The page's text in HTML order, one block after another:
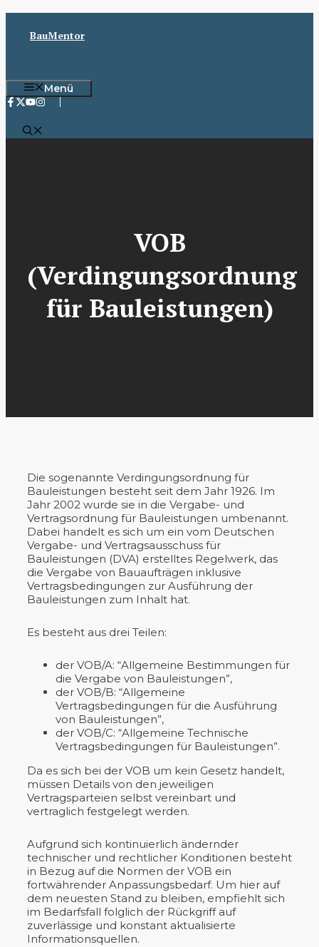
InhaltBauMentor
Menü
VOB
(Verdingungsordnung
für Bauleistungen)
Die sogenannte Verdingungsordnung für
Bauleistungen besteht seit dem Jahr 1926. Im
Jahr 2002 wurde sie in die Vergabe- und
Vertragsordnung für Bauleistungen umbenannt.
Dabei handelt es sich um ein vom Deutschen
Vergabe- und Vertragsausschuss für
Bauleistungen (DVA) erstelltes Regelwerk, das
die Vergabe von Bauaufträgen inklusive
Vertragsbedingungen zur Ausführung der
Bauleistungen zum Inhalt hat.
Es besteht aus drei Teilen:
der VOB/A: “Allgemeine Bestimmungen für
die Vergabe von Bauleistungen”,
der VOB/B: “Allgemeine
Vertragsbedingungen für die Ausführung
von Bauleistungen”,
der VOB/C: “Allgemeine Technische
Vertragsbedingungen für Bauleistungen”.
Da es sich bei der VOB um kein Gesetz handelt,
müssen Details von den jeweiligen
Vertragsparteien selbst vereinbart und
vertraglich festgelegt werden.
Aufgrund sich kontinuierlich ändernder
technischer und rechtlicher Konditionen besteht
in Bezug auf die Normen der VOB ein
fortwährender Anpassungsbedarf. Um hier auf
dem neuesten Stand zu bleiben, empfiehlt sich
im Bedarfsfall folglich der Rückgriff auf
zuverlässige und konstant aktualisierte
Informationsquellen.